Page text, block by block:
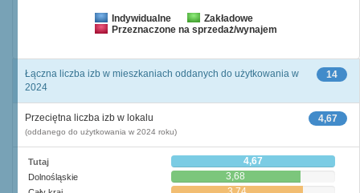
Indywidualne
Zakładowe
Przeznaczone na sprzedaż/wynajem
14
Łączna liczba izb w mieszkaniach oddanych do użytkowania w
2024
4,67
Przeciętna liczba izb w lokalu
(oddanego do użytkowania w 2024 roku)
Tutaj 4,67
Dolnośląskie 3,68